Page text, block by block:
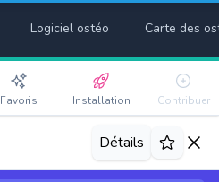
Logiciel ostéo Carte des
Favoris Installation Contribuer
Détails